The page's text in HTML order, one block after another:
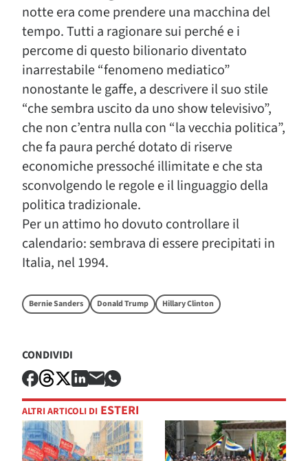
notte era come prendere una macchina del
tempo. Tutti a ragionare sui perché e i
percome di questo bilionario diventato
inarrestabile “fenomeno mediatico”
nonostante le gaffe, a descrivere il suo stile
“che sembra uscito da uno show televisivo”,
che non c’entra nulla con “la vecchia politica”,
che fa paura perché dotato di riserve
economiche pressoché illimitate e che sta
sconvolgendo le regole e il linguaggio della
politica tradizionale.
Per un attimo ho dovuto controllare il
calendario: sembrava di essere precipitati in
Italia, nel 1994.
Bernie Sanders Donald Trump Hillary Clinton
CONDIVIDI
ALTRI ARTICOLI DI ESTERI